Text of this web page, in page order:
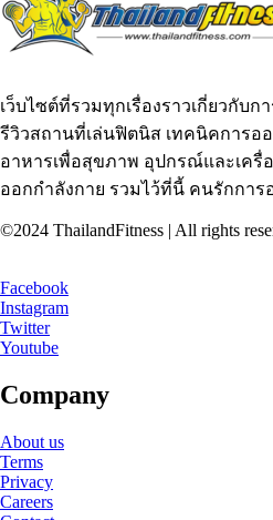
เว็บไซต์ที่รวมทุกเรื่องราวเกี่ยวกับ
รีวิวสถานที่เล่นฟิตนิส เทคนิคการอ
อาหารเพื่อสุขภาพ อุปกรณ์และเครื่
ออกกำลังกาย รวมไว้ที่นี้ คนรักกา
©2024 ThailandFitness | All rights
Facebook
Instagram
Twitter
Youtube
Company
About us
Terms
Privacy
Careers